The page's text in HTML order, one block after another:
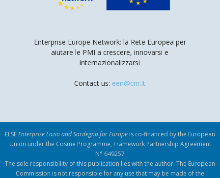
Enterprise Europe Network: la Rete Europea per
aiutare le PMI a crescere, innovarsi e
internazionalizzarsi
Contact us: een@cnr.it
ELSEEnterprise Lazio and Sardegna for Europe is co-financed by the European
Union under the Cosme Programme, Framework Partnership Agreement
N° 649257
The sole responsibility of this publication lies with the author. The European
Commission is not responsible for any use that may be made of the